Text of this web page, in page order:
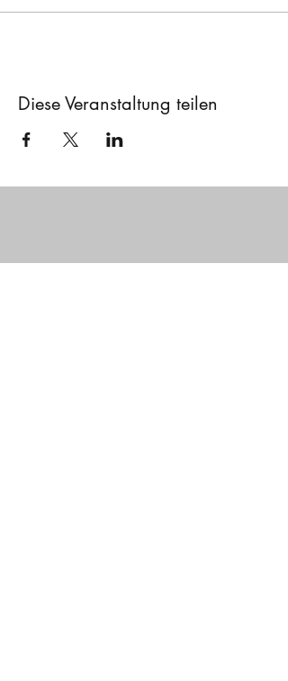
Diese Veranstaltung teilen